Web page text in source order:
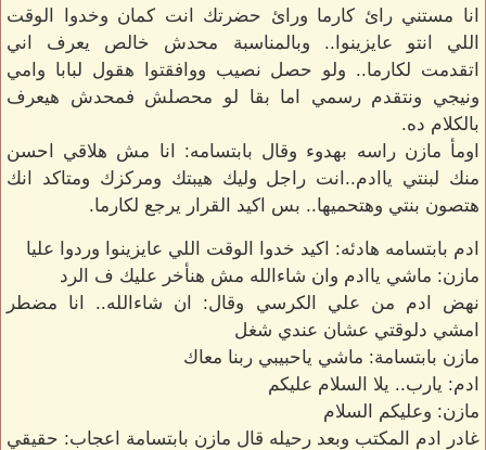
انا مستني رائ كارما ورائ حضرتك انت كمان وخدوا الوقت
اللي انتو عايزينوا.. وبالمناسبة محدش خالص يعرف اني
اتقدمت لكارما.. ولو حصل نصيب ووافقتوا هقول لبابا وامي
ونيجي ونتقدم رسمي اما بقا لو محصلش فمحدش هيعرف
بالكلام ده.
اومأ مازن راسه بهدوء وقال بابتسامه: انا مش هلاقي احسن
منك لبنتي ياادم..انت راجل وليك هيبتك ومركزك ومتاكد انك
هتصون بنتي وهتحميها.. بس اكيد القرار يرجع لكارما.
ادم بابتسامه هادئه: اكيد خدوا الوقت اللي عايزينوا وردوا عليا
مازن: ماشي ياادم وان شاءالله مش هنأخر عليك ف الرد
نهض ادم من علي الكرسي وقال: ان شاءالله.. انا مضطر
امشي دلوقتي عشان عندي شغل
مازن بابتسامة: ماشي ياحبيبي ربنا معاك
ادم: يارب.. يلا السلام عليكم
مازن: وعليكم السلام
غادر ادم المكتب وبعد رحيله قال مازن بابتسامة اعجاب: حقيقي